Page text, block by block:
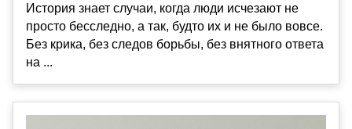
История знает случаи, когда люди исчезают не
просто бесследно, а так, будто их и не было вовсе.
Без крика, без следов борьбы, без внятного ответа
на ...